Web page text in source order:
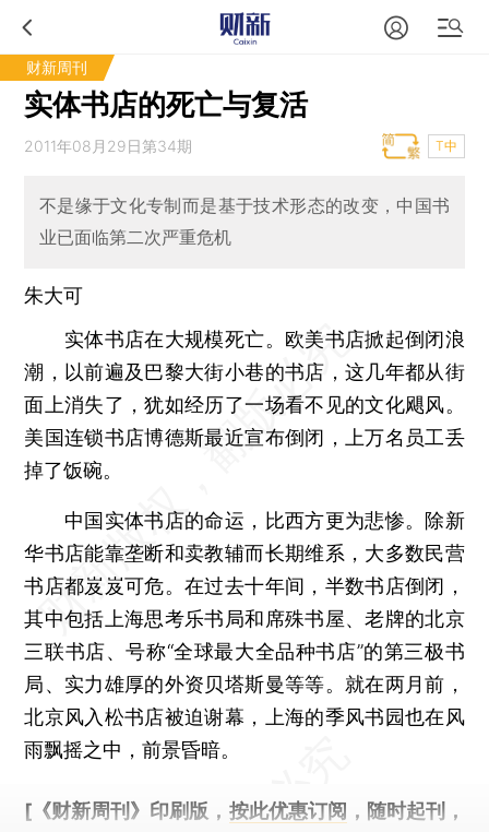
财新周刊
实体书店的死亡与复活
2011年08月29日第34期 T中
不是缘于文化专制而是基于技术形态的改变，中国书
业已面临第二次严重危机
朱大可
实体书店在大规模死亡。欧美书店掀起倒闭浪
潮，以前遍及巴黎大街小巷的书店，这几年都从街
面上消失了，犹如经历了一场看不见的文化飓风。
美国连锁书店博德斯最近宣布倒闭，上万名员工丢
掉了饭碗。
中国实体书店的命运，比西方更为悲惨。除新
华书店能靠垄断和卖教辅而长期维系，大多数民营
书店都岌岌可危。在过去十年间，半数书店倒闭，
其中包括上海思考乐书局和席殊书屋、老牌的北京
三联书店、号称“全球最大全品种书店”的第三极书
局、实力雄厚的外资贝塔斯曼等等。就在两月前，
北京风入松书店被迫谢幕，上海的季风书园也在风
雨飘摇之中，前景昏暗。
[《财新周刊》印刷版， 按此优惠订阅 ，随时起刊，